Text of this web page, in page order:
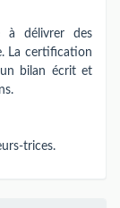
à délivrer des
La certification
bilan écrit et
trices.